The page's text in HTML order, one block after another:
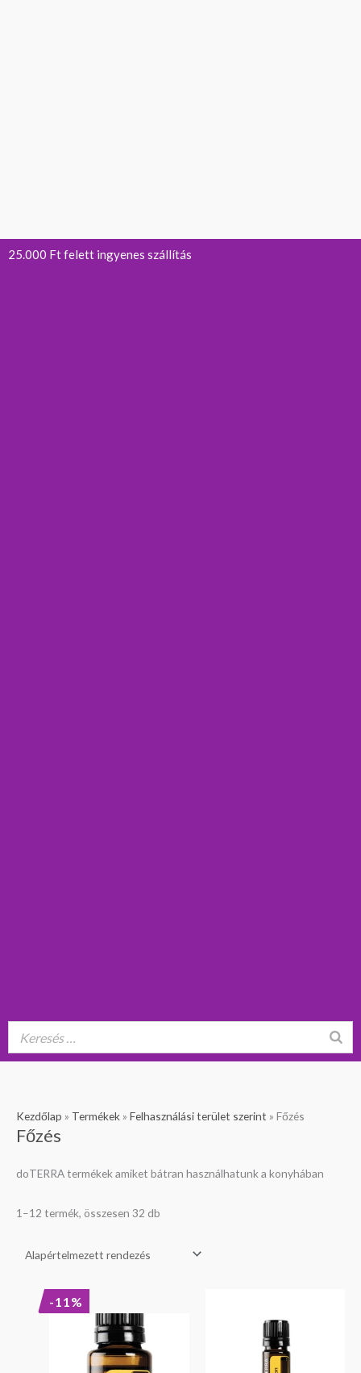
25.000 Ft felett ingyenes szállítás
Kezdőlap » Termékek » Felhasználási terület szerint » Főzés
Főzés
doTERRA termékek amiket bátran használhatunk a konyhában
1–12 termék, összesen 32 db
-11%
390 Ft.
is:
7
490 Ft.